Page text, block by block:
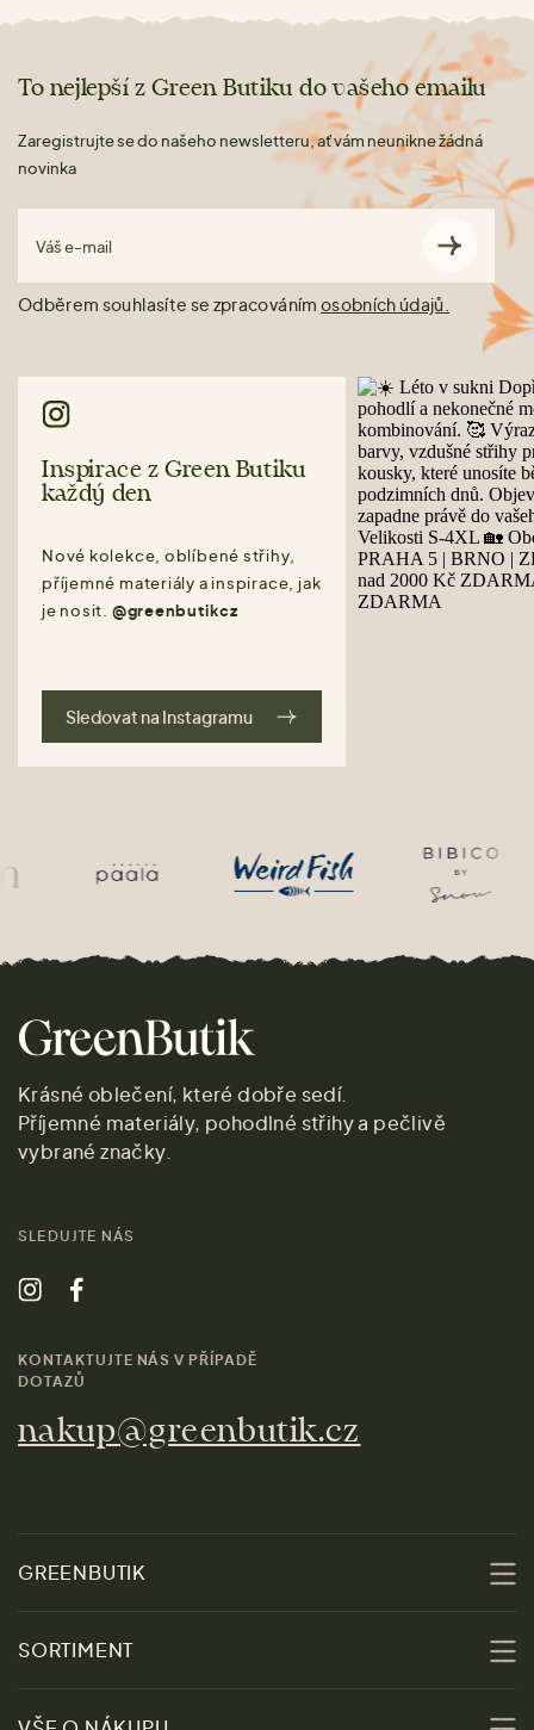
To nejlepší z Green Butiku do vašeho emailu
Zaregistrujte se do našeho newsletteru, ať vám neunikne žádná
novinka
Váš e-mail
Odběrem souhlasíte se zpracováním osobních údajů.
Inspirace z Green Butiku
každý den
Nové kolekce, oblíbené střihy,
příjemné materiály a inspirace, jak
je nosit. @greenbutikcz
Sledovat na Instagramu
Krásné oblečení, které dobře sedí.
Příjemné materiály, pohodlné střihy a pečlivě
vybrané značky.
SLEDUJTE NÁS
KONTAKTUJTE NÁS V PŘÍPADĚ
DOTAZŮ
nakup@greenbutik.cz
GREENBUTIK
Udržitelnost
SORTIMENT
Slevy